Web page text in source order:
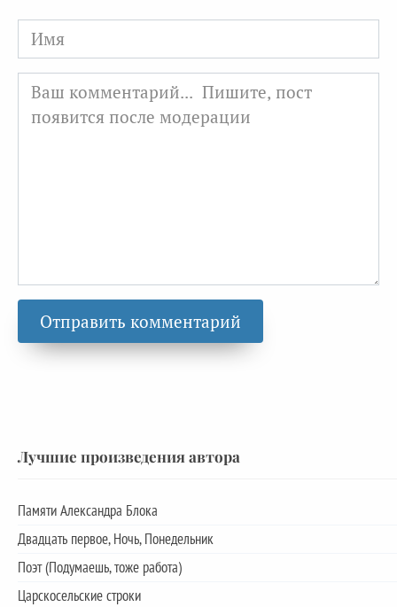
Имя
Лучшие произведения автора
Памяти Александра Блока
Двадцать первое, Ночь, Понедельник
Поэт (Подумаешь, тоже работа)
Царскосельские строки